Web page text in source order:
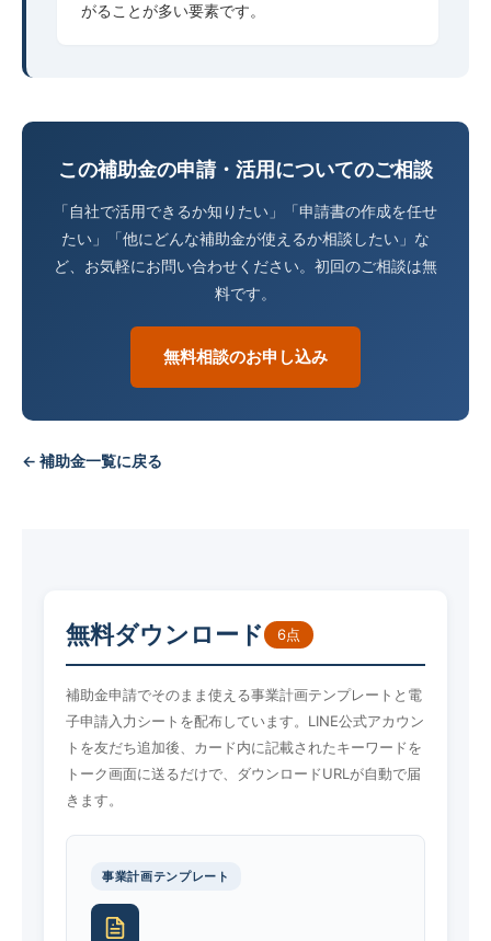
がることが多い要素です。
この補助金の申請・活用についてのご相談
「自社で活用できるか知りたい」「申請書の作成を任せ
たい」「他にどんな補助金が使えるか相談したい」な
ど、お気軽にお問い合わせください。初回のご相談は無
料です。
無料相談のお申し込み
← 補助金一覧に戻る
無料ダウンロード 6点
補助金申請でそのまま使える事業計画テンプレートと電
子申請入力シートを配布しています。LINE公式アカウン
トを友だち追加後、カード内に記載されたキーワードを
トーク画面に送るだけで、ダウンロードURLが自動で届
きます。
事業計画テンプレート